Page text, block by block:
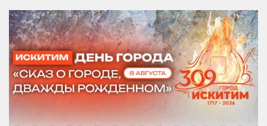
Афиша
Независимая оценка качества
Контакты